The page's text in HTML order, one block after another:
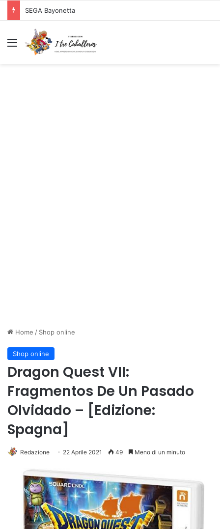
SEGA Bayonetta
Menu
Home / Shop online
Shop online
Dragon Quest VII:
Fragmentos De Un Pasado
Olvidado – [Edizione:
Spagna]
Redazione 22 Aprile 2021 49 Meno di un minuto